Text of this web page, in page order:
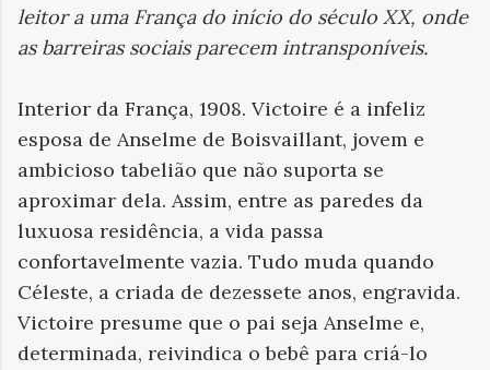
leitor a uma França do início do século XX, onde
as barreiras sociais parecem intransponíveis.
Interior da França, 1908. Victoire é a infeliz
esposa de Anselme de Boisvaillant, jovem e
ambicioso tabelião que não suporta se
aproximar dela. Assim, entre as paredes da
luxuosa residência, a vida passa
confortavelmente vazia. Tudo muda quando
Céleste, a criada de dezessete anos, engravida.
Victoire presume que o pai seja Anselme e,
determinada, reivindica o bebê para criá-lo